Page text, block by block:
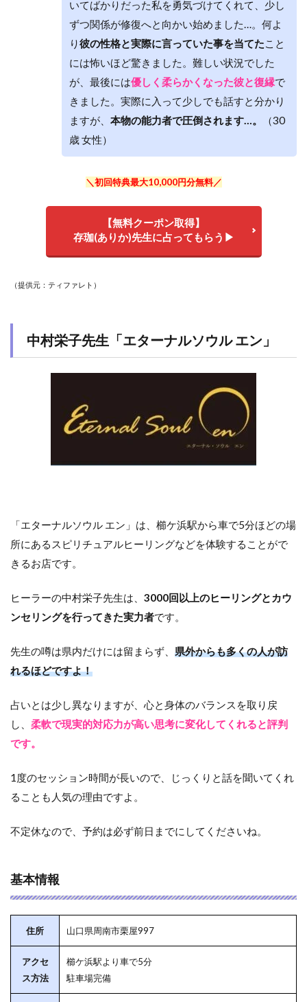
いてばかりだった私を勇気づけてくれて、少し
ずつ関係が修復へと向かい始めました…。何よ
り彼の性格と実際に言っていた事を当てたこと
には怖いほど驚きました。難しい状況でした
が、最後には優しく柔らかくなった彼と復縁で
きました。実際に入って少しでも話すと分かり
ますが、 本物の能力者で圧倒されます…。
（30
歳 女性）
＼初回特典最大10,000円分無料／
【無料クーポン取得】
存珈(ありか)先生に占ってもらう▶
（提供元：ティファレト）
中村栄子先生「エターナルソウル エン」
「エターナルソウル エン」は、櫛ケ浜駅から車で5分ほどの場
所にあるスピリチュアルヒーリングなどを体験することがで
きるお店です。
ヒーラーの中村栄子先生は、 3000回以上のヒーリングとカウ
ンセリングを行ってきた実力者です。
先生の噂は県内だけには留まらず、 県外からも多くの人が訪
れるほどですよ！
占いとは少し異なりますが、心と身体のバランスを取り戻
し、 柔軟で現実的対応力が高い思考に変化してくれると評判
です。
1度のセッション時間が長いので、じっくりと話を聞いてくれ
ることも人気の理由ですよ。
不定休なので、予約は必ず前日までにしてくださいね。
基本情報
住所 山口県周南市栗屋997
アクセ
ス方法
櫛ケ浜駅より車で5分
駐車場完備